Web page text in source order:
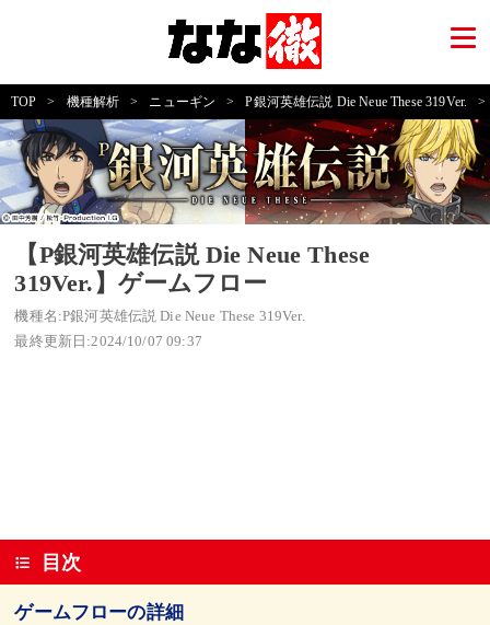
TOP > 機種解析 > ニューギン > P銀河英雄伝説 Die Neue These 319Ver. >
【P銀河英雄伝説 Die Neue These
319Ver.】ゲームフロー
機種名:P銀河英雄伝説 Die Neue These 319Ver.
最終更新日:2024/10/07 09:37
目次
ゲームフローの詳細